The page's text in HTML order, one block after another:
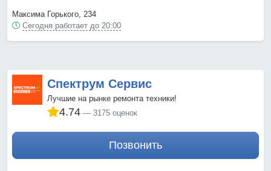
Максима Горького, 234
Сегодня работает до 20:00
Спектрум Сервис
Лучшие на рынке ремонта техники!
4.74 3175 оценок
Позвонить